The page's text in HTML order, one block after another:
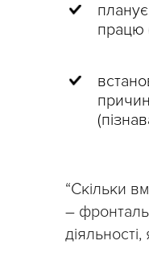
працю
“Скільки
–